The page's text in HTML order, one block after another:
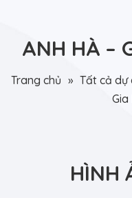
ANH HÀ –
Trang chủ » Tất cả dự
Gia
HÌNH